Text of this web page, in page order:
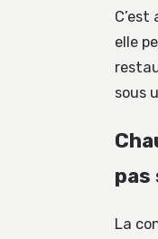
elle
sous
pas
La